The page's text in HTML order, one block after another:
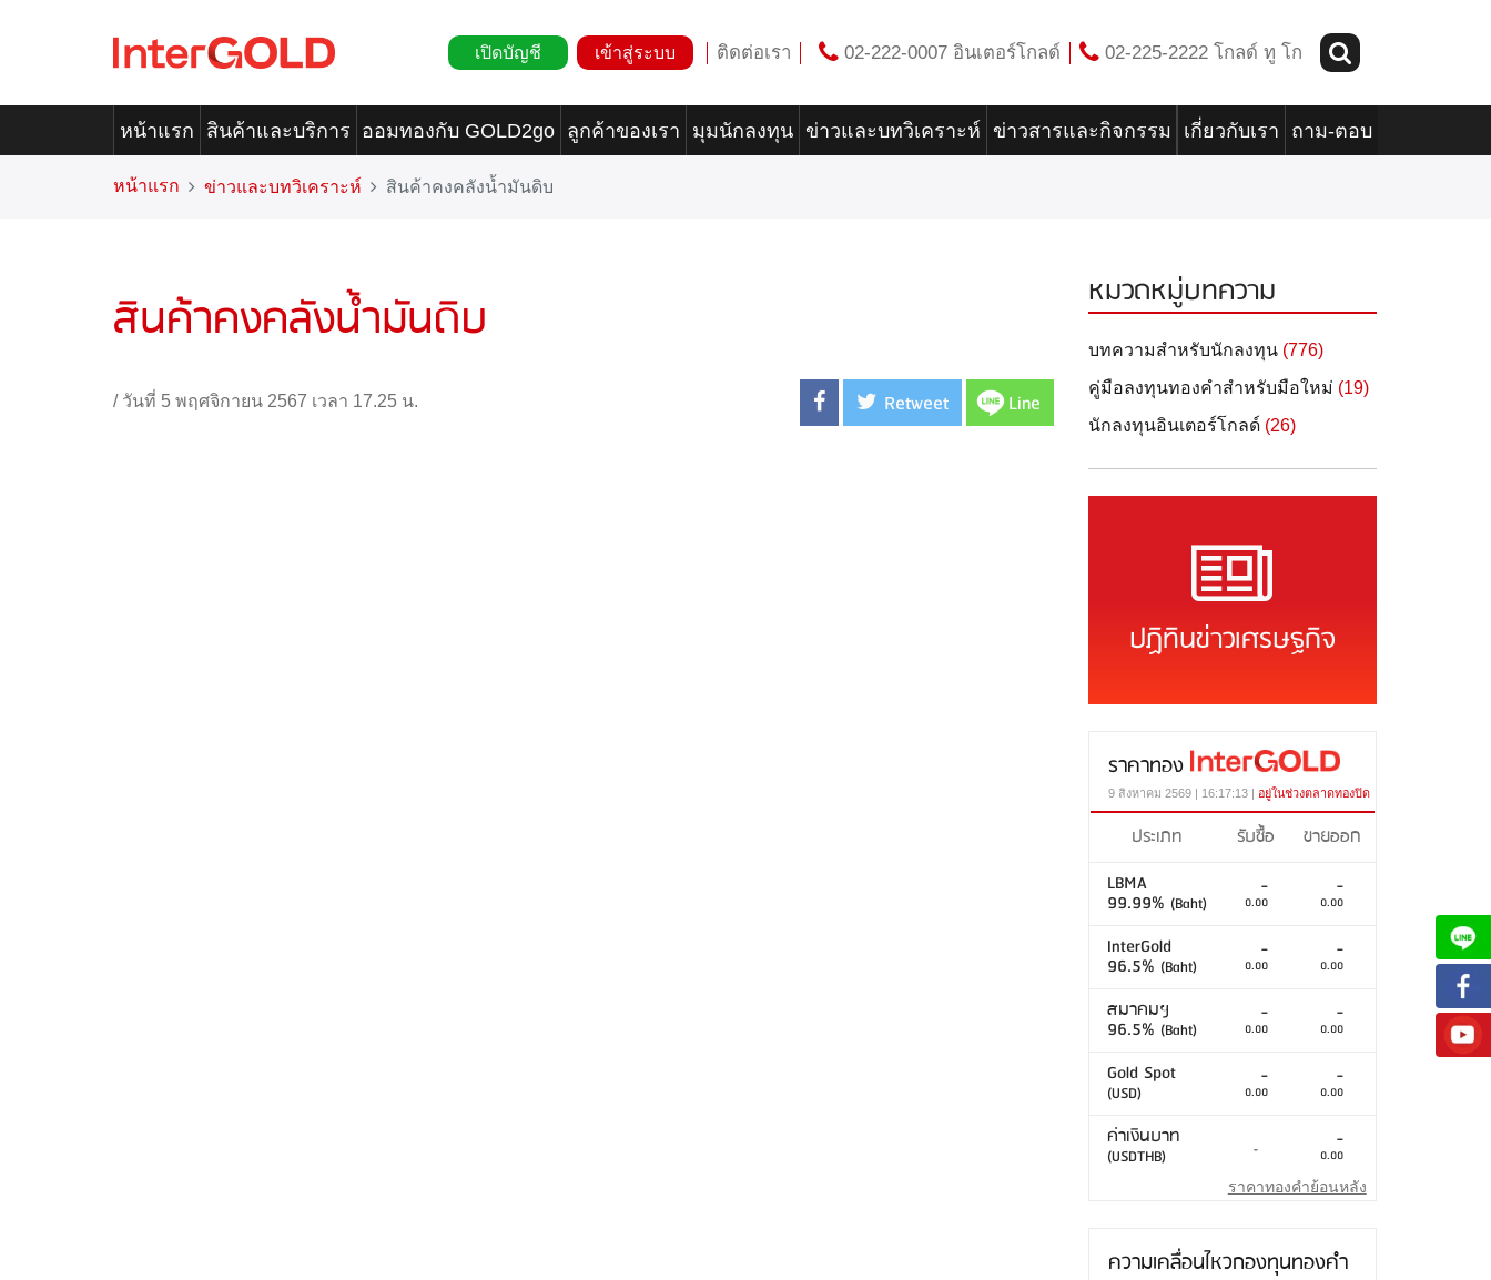
เปิดบัญชี เข้าสู่ระบบ ติดต่อเรา 02-222-0007 อินเตอร์โกลด์ 02-225-2222 โกลด์ ทู โก
หน้าแรก สินค้าและบริการ ออมทองกับ GOLD2go ลูกค้าของเรา มุมนักลงทุน ข่าวและบทวิเคราะห์ ข่าวสารและกิจกรรม เกี่ยวกับเรา ถาม-ตอบ
หน้าแรก ข่าวและบทวิเคราะห์ สินค้าคงคลังน้ำมันดิบ
สินค้าคงคลังน้ำมันดิบ
/ วันที่ 5 พฤศจิกายน 2567 เวลา 17.25 น. Retweet Line
หมวดหมู่บทความ
บทความสำหรับนักลงทุน (776)
คู่มือลงทุนทองคำสำหรับมือใหม่ (19)
นักลงทุนอินเตอร์โกลด์ (26)
ปฏิทินข่าวเศรษฐกิจ
ราคาทอง
9 สิงหาคม 2569 | 16:17:13 | อยู่ในช่วงตลาดทองปิด
ประเภท รับซื้อ
ขายออก
LBMA
99.99% (Baht)
-
0.00
-
0.00
InterGold
96.5% (Baht)
-
0.00
-
0.00
สมาคมฯ
96.5% (Baht)
-
0.00
-
0.00
Gold Spot
(USD)
-
0.00
-
0.00
ค่าเงินบาท
(USDTHB) - -
0.00
ราคาทองคำย้อนหลัง
ความเคลื่อนไหวกองทุนทองคำ